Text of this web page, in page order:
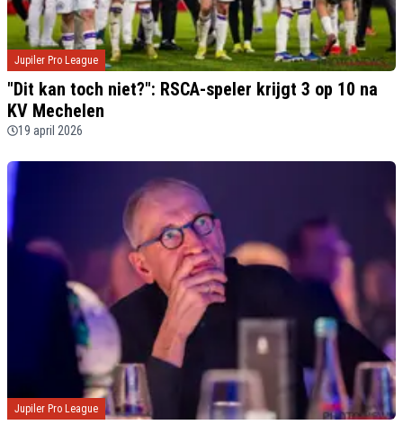
Jupiler Pro League
"Dit kan toch niet?": RSCA-speler krijgt 3 op 10 na
KV Mechelen
19 april 2026
Jupiler Pro League